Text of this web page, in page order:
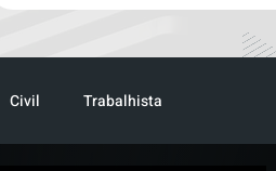
Civil Trabalhista